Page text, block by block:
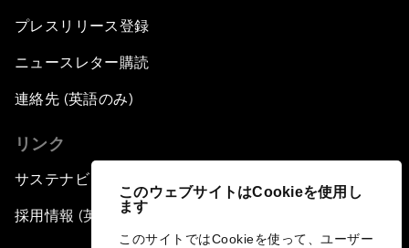
このウェブサイトはCookieを使用し
ます
このサイトではCookieを使って、ユーザー
プレスリリース登録
ニュースレター購読
連絡先 (英語のみ)
リンク
サステナビリティへの取り組み
採用情報 (英語のみ)